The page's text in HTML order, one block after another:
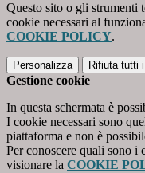
Questo sito o gli strumenti
cookie necessari al
COOKIE POLICY.
Personalizza Rifiuta tutti
Gestione cookie
In questa schermata è
I cookie necessari sono
piattaforma e non è
Per conoscere quali sono i
visionare la COOKIE